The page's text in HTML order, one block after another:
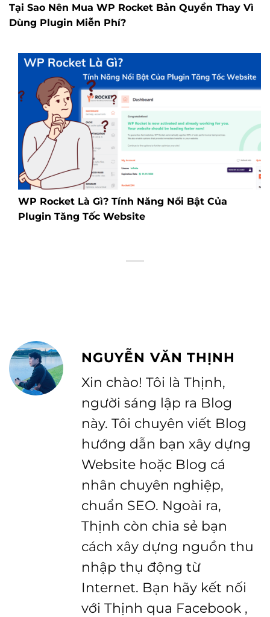
Tại Sao Nên Mua WP Rocket Bản Quyền Thay Vì
Dùng Plugin Miễn Phí?
WP Rocket Là Gì? Tính Năng Nổi Bật Của
Plugin Tăng Tốc Website
NGUYỄN VĂN THỊNH
Xin chào! Tôi là Thịnh,
người sáng lập ra Blog
này. Tôi chuyên viết Blog
hướng dẫn bạn xây dựng
Website hoặc Blog cá
nhân chuyên nghiệp,
chuẩn SEO. Ngoài ra,
Thịnh còn chia sẻ bạn
cách xây dựng nguồn thu
nhập thụ động từ
Internet. Bạn hãy kết nối
với Thịnh qua Facebook ,